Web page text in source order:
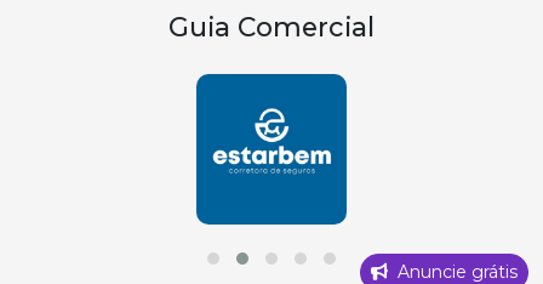
Guia Comercial
Anuncie grátis